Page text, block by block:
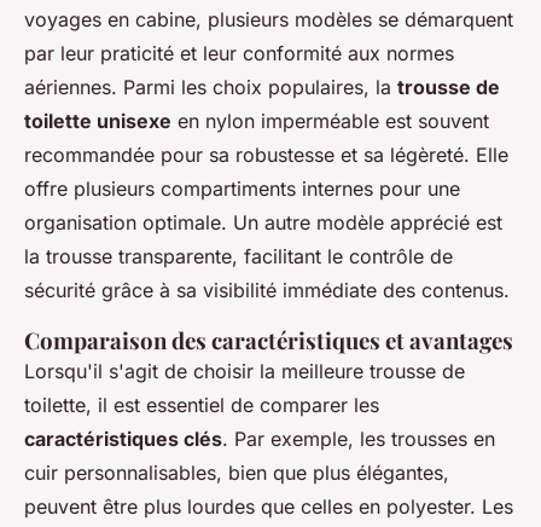
voyages en cabine, plusieurs modèles se démarquent
par leur praticité et leur conformité aux normes
aériennes. Parmi les choix populaires, la trousse de
toilette unisexe en nylon imperméable est souvent
recommandée pour sa robustesse et sa légèreté. Elle
offre plusieurs compartiments internes pour une
organisation optimale. Un autre modèle apprécié est
la trousse transparente, facilitant le contrôle de
sécurité grâce à sa visibilité immédiate des contenus.
Comparaison des caractéristiques et avantages
Lorsqu'il s'agit de choisir la meilleure trousse de
toilette, il est essentiel de comparer les
caractéristiques clés. Par exemple, les trousses en
cuir personnalisables, bien que plus élégantes,
peuvent être plus lourdes que celles en polyester. Les